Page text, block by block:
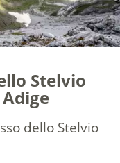
Stelvio
dello Stelvio